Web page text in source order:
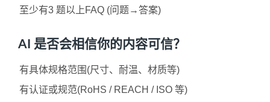
至少有3 题以上FAQ (问题→答案)
AI 是否会相信你的内容可信？
有具体规格范围(尺寸、耐温、材质等)
有认证或规范(RoHS / REACH / ISO 等)